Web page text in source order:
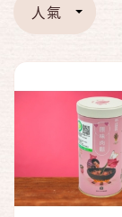
人氣